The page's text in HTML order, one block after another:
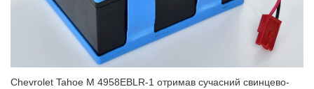
Chevrolet Tahoe M 4958EBLR-1 отримав сучасний свинцево-